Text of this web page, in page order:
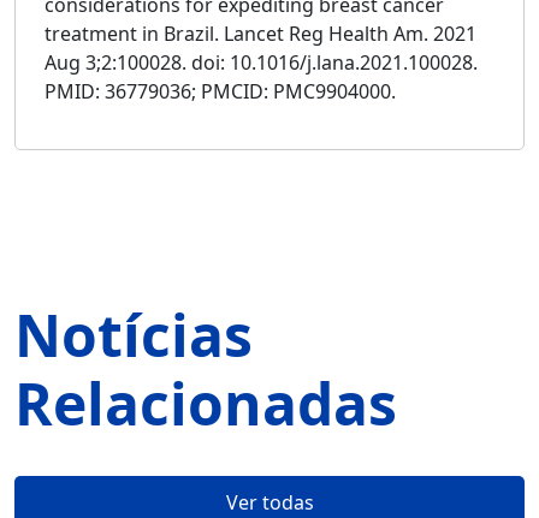
treatment in Brazil. Lancet Reg Health Am. 2021
Aug 3;2:100028. doi: 10.1016/j.lana.2021.100028.
PMID: 36779036; PMCID: PMC9904000.
Notícias
Relacionadas
Ver todas